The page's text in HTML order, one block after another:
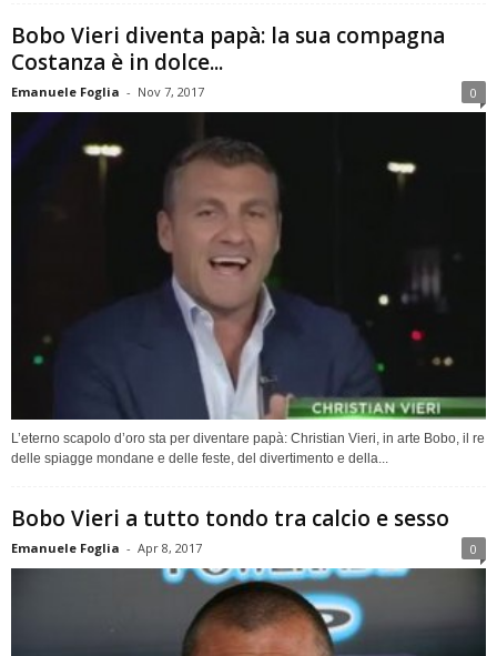
Bobo Vieri diventa papà: la sua compagna
Costanza è in dolce...
Emanuele Foglia - Nov 7, 2017 0
L’eterno scapolo d’oro sta per diventare papà: Christian Vieri, in arte Bobo, il re
delle spiagge mondane e delle feste, del divertimento e della...
Bobo Vieri a tutto tondo tra calcio e sesso
Emanuele Foglia - Apr 8, 2017 0